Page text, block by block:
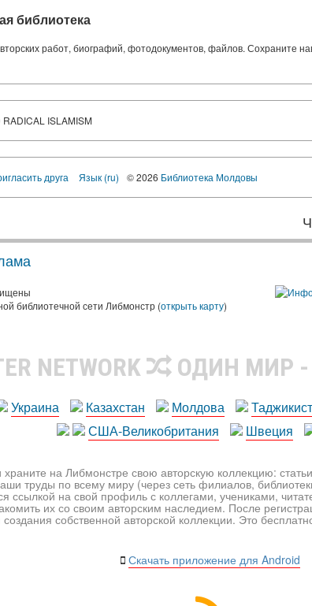
библиотека
работ, биографий, фотодокументов, файлов. Сохраните
ISLAMISM
друга Язык (ru) © 2026 Библиотека Молдовы
библиотечной сети Либмонстр (открыть карту)
NETWORK ОДИН МИР -
Украина Казахстан Молдова
США-Великобритания
Швеция
храните на Либмонстре свою авторскую коллекцию:
труды по всему миру (через сеть филиалов,
ссылкой на свой профиль с коллегами, учениками,
их со своим авторским наследием. После
собственной авторской коллекции. Это
Скачать приложение для Android